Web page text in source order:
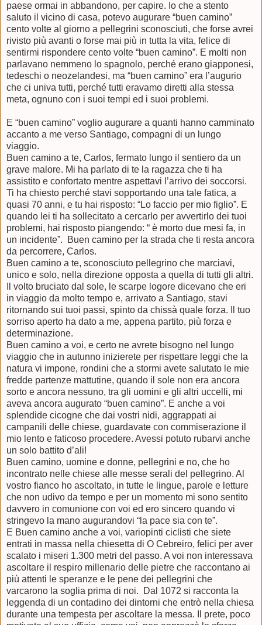
paese ormai in abbandono, per capire. Io che a stento
saluto il vicino di casa, potevo augurare “buen camino”
cento volte al giorno a pellegrini sconosciuti, che forse avrei
rivisto più avanti o forse mai più in tutta la vita, felice di
sentirmi rispondere cento volte “buen camino”. E molti non
parlavano nemmeno lo spagnolo, perché erano giapponesi,
tedeschi o neozelandesi, ma “buen camino” era l’augurio
che ci univa tutti, perché tutti eravamo diretti alla stessa
meta, ognuno con i suoi tempi ed i suoi problemi.
E “buen camino” voglio augurare a quanti hanno camminato
accanto a me verso Santiago, compagni di un lungo
viaggio.
Buen camino a te, Carlos, fermato lungo il sentiero da un
grave malore. Mi ha parlato di te la ragazza che ti ha
assistito e confortato mentre aspettavi l’arrivo dei soccorsi.
Ti ha chiesto perché stavi sopportando una tale fatica, a
quasi 70 anni, e tu hai risposto: “Lo faccio per mio figlio”. E
quando lei ti ha sollecitato a cercarlo per avvertirlo dei tuoi
problemi, hai risposto piangendo: “ è morto due mesi fa, in
un incidente”.
Buen camino per la strada che ti resta ancora
da percorrere, Carlos.
Buen camino a te, sconosciuto pellegrino che marciavi,
unico e solo, nella direzione opposta a quella di tutti gli altri.
Il volto bruciato dal sole, le scarpe logore dicevano che eri
in viaggio da molto tempo e, arrivato a Santiago, stavi
ritornando sui tuoi passi, spinto da chissà quale forza. Il tuo
sorriso aperto ha dato a me, appena partito, più forza e
determinazione.
Buen camino a voi, e certo ne avrete bisogno nel lungo
viaggio che in autunno inizierete per rispettare leggi che la
natura vi impone, rondini che a stormi avete salutato le mie
fredde partenze mattutine, quando il sole non era ancora
sorto e ancora nessuno, tra gli uomini e gli altri uccelli, mi
aveva ancora augurato “buen camino”. E anche a voi
splendide cicogne che dai vostri nidi, aggrappati ai
campanili delle chiese, guardavate con commiserazione il
mio lento e faticoso procedere. Avessi potuto rubarvi anche
un solo battito d’ali!
Buen camino, uomine e donne, pellegrini e no, che ho
incontrato nelle chiese alle messe serali del pellegrino. Al
vostro fianco ho ascoltato, in tutte le lingue, parole e letture
che non udivo da tempo e per un momento mi sono sentito
davvero in comunione con voi ed ero sincero quando vi
stringevo la mano augurandovi “la pace sia con te”.
E Buen camino anche a voi, variopinti ciclisti che siete
entrati in massa nella chiesetta di O Cebreiro, felici per aver
scalato i miseri 1.300 metri del passo. A voi non interessava
ascoltare il respiro millenario delle pietre che raccontano ai
più attenti le speranze e le pene dei pellegrini che
varcarono la soglia prima di noi.
Dal 1072 si racconta la
leggenda di un contadino dei dintorni che entrò nella chiesa
durante una tempesta per ascoltare la messa. Il prete, poco